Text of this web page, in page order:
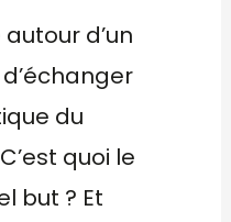
d’un
du
quoi le
but ? Et